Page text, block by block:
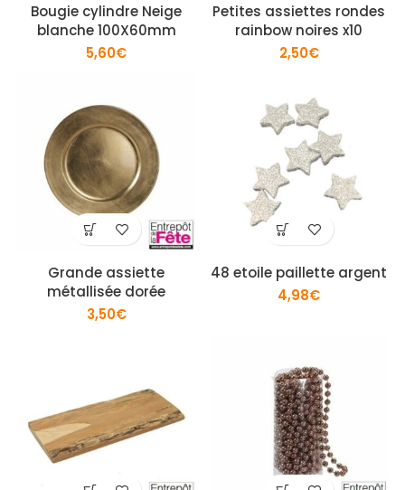
Bougie cylindre Neige
blanche 100X60mm
5,60€
Petites assiettes rondes
rainbow noires x10
2,50€
Grande assiette
métallisée dorée
3,50€
48 etoile paillette argent
4,98€